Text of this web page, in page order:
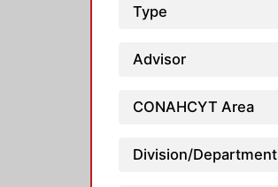
Type
Advisor
CONAHCYT Area
Division/Department